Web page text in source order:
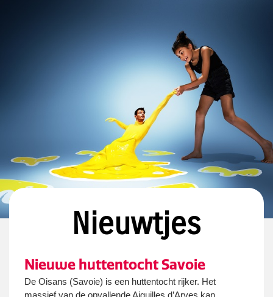
Nieuwtjes
Nieuwe huttentocht Savoie
De Oisans (Savoie) is een huttentocht rijker. Het